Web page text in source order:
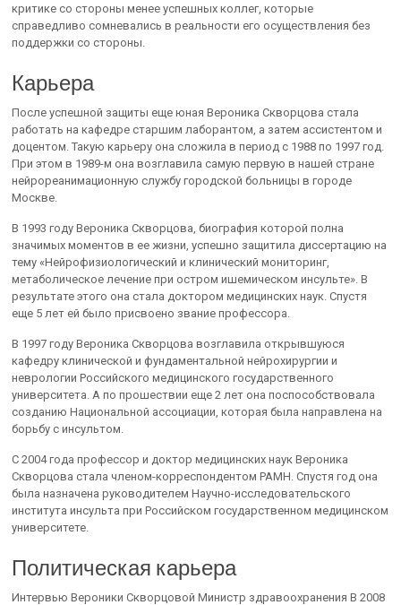
критике со стороны менее успешных коллег, которые
справедливо сомневались в реальности его осуществления без
поддержки со стороны.
Карьера
После успешной защиты еще юная Вероника Скворцова стала
работать на кафедре старшим лаборантом, а затем ассистентом и
доцентом. Такую карьеру она сложила в период с 1988 по 1997 год.
При этом в 1989-м она возглавила самую первую в нашей стране
нейрореанимационную службу городской больницы в городе
Москве.
В 1993 году Вероника Скворцова, биография которой полна
значимых моментов в ее жизни, успешно защитила диссертацию на
тему «Нейрофизиологический и клинический мониторинг,
метаболическое лечение при остром ишемическом инсульте». В
результате этого она стала доктором медицинских наук. Спустя
еще 5 лет ей было присвоено звание профессора.
В 1997 году Вероника Скворцова возглавила открывшуюся
кафедру клинической и фундаментальной нейрохирургии и
неврологии Российского медицинского государственного
университета. А по прошествии еще 2 лет она поспособствовала
созданию Национальной ассоциации, которая была направлена на
борьбу с инсультом.
С 2004 года профессор и доктор медицинских наук Вероника
Скворцова стала членом-корреспондентом РАМН. Спустя год она
была назначена руководителем Научно-исследовательского
института инсульта при Российском государственном медицинском
университете.
Политическая карьера
Интервью Вероники Скворцовой Министр здравоохранения В 2008